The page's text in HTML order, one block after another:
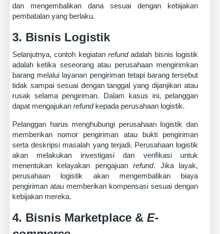
dan mengembalikan dana sesuai dengan kebijakan
pembatalan yang berlaku.
3. Bisnis Logistik
Selanjutnya, contoh kegiatan refundadalah bisnis logistik
adalah ketika seseorang atau perusahaan mengirimkan
barang melalui layanan pengiriman tetapi barang tersebut
tidak sampai sesuai dengan tanggal yang dijanjikan atau
rusak selama pengiriman. Dalam kasus ini, pelanggan
dapat mengajukan refundkepada perusahaan logistik.
Pelanggan harus menghubungi perusahaan logistik dan
memberikan nomor pengiriman atau bukti pengiriman
serta deskripsi masalah yang terjadi. Perusahaan logistik
akan melakukan investigasi dan verifikasi untuk
menentukan kelayakan pengajuanrefund. Jika layak,
perusahaan logistik akan mengembalikan biaya
pengiriman atau memberikan kompensasi sesuai dengan
kebijakan mereka.
4. Bisnis Marketplace & E-